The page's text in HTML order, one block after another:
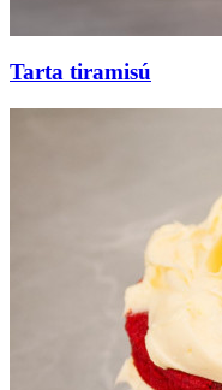
Tarta tiramisú